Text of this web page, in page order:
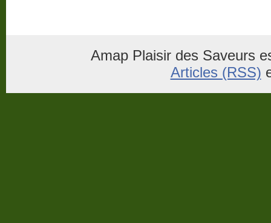
Amap Plaisir des Saveurs
Articles (RSS)